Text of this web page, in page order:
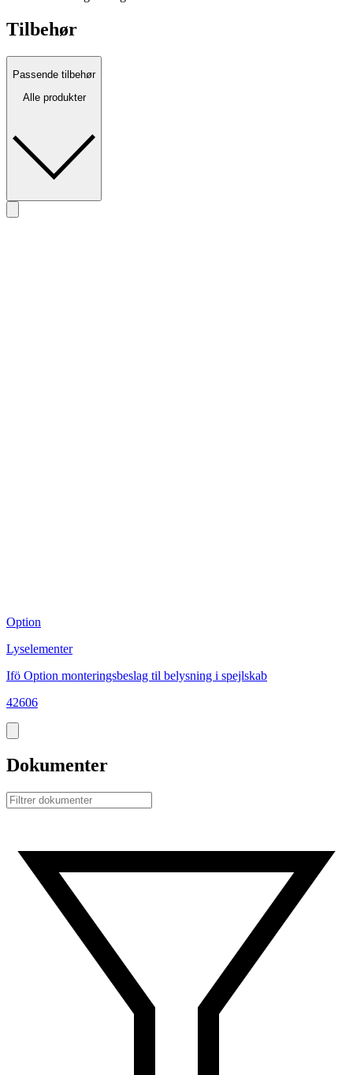
Tilbehør
Passende tilbehør
Alle produkter
Option
Lyselementer
Ifö Option monteringsbeslag til belysning i spejlskab
42606
Dokumenter